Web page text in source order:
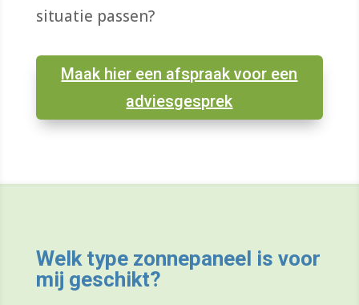
situatie passen?
Maak hier een afspraak voor een
adviesgesprek
Welk type zonnepaneel is voor
mij geschikt?